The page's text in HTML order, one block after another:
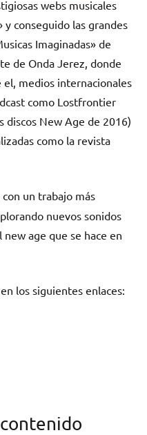
webs musicales
y conseguido las grandes
Imaginadas» de
de Onda Jerez, donde
medios internacionales
como Lostfrontier
discos New Age de 2016)
como la revista
un trabajo más
nuevos sonidos
age que se hace en
en los siguientes enlaces: